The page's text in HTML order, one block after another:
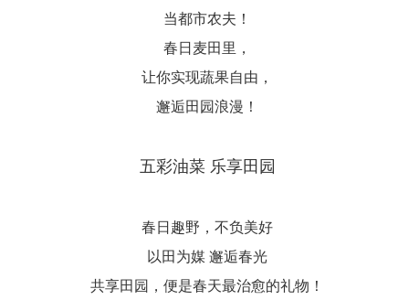
当都市农夫！
春日麦田里，
让你实现蔬果自由，
邂逅田园浪漫！
五彩油菜 乐享田园
春日趣野，不负美好
以田为媒 邂逅春光
共享田园，便是春天最治愈的礼物！